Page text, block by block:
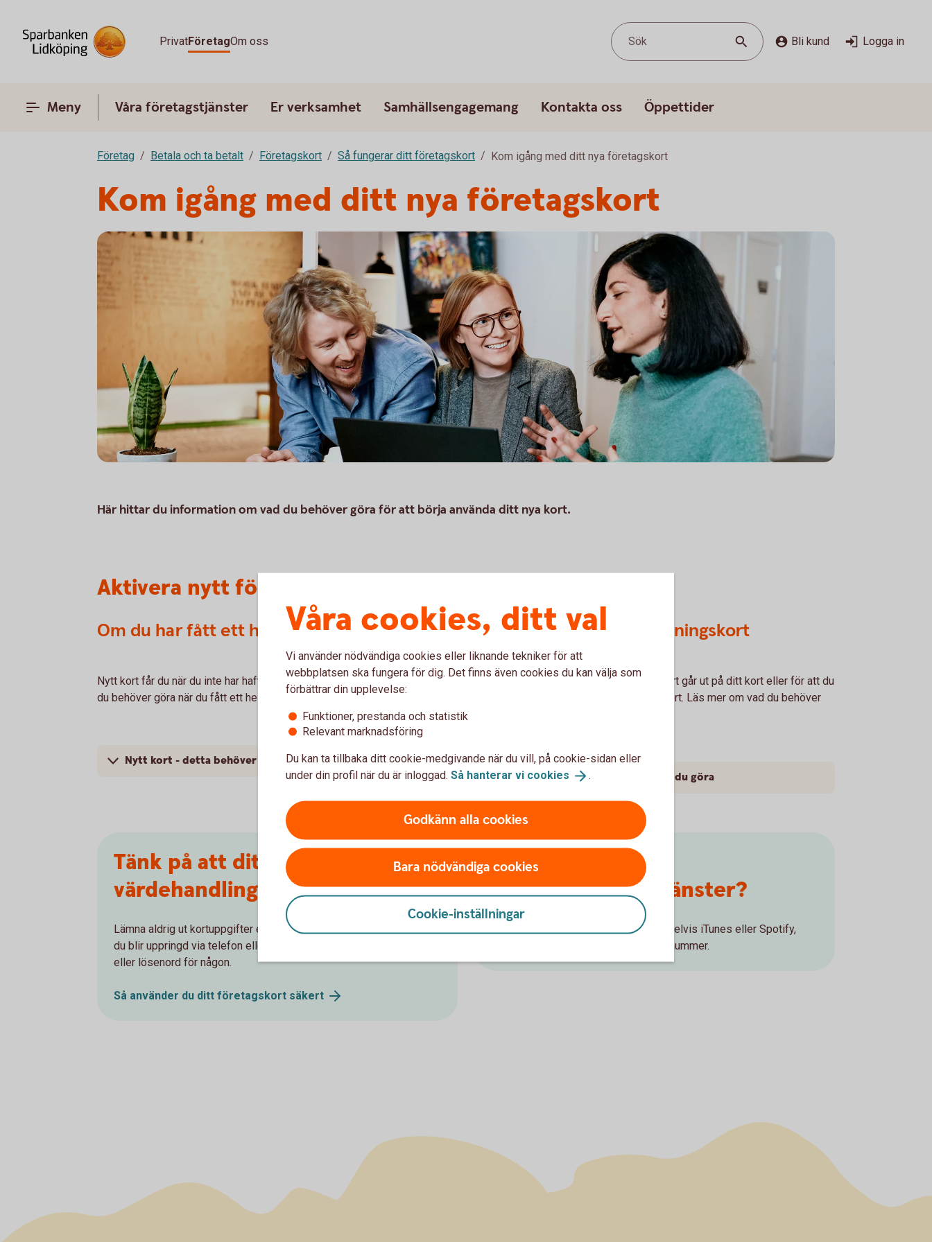
PrivatFöretagOm oss Sök Bli kund Logga in
Meny Våra företagstjänster Er verksamhet Samhällsengagemang Kontakta oss Öppettider
Företag Betala och ta betalt Företagskort Så fungerar ditt företagskort Kom igång med ditt nya företagskort
Kom igång med ditt nya företagskort
Här hittar du information om vad du behöver göra för att börja använda ditt nya kort.
Aktivera nytt företagskort
Om du har fått ett helt nytt kort
Nytt kort får du när du inte har haft företagskort tidigare. Läs mer om vad
du behöver göra när du fått ett helt nytt kort.
Nytt kort - detta behöver du göra
Om du har fått ett ersättningskort
Utbyteskort får du när giltighetstiden snart går ut på ditt kort eller för att du
av någon anledning har beställt ett nytt kort. Läs mer om vad du behöver
Fått utbyteskort - detta behöver du göra
Tänk på att ditt kort är en
värdehandling
Lämna aldrig ut kortuppgifter eller koder via e-post, Facebook, om
du blir uppringd via telefon eller liknande. Du får aldrig avslöja kod
eller lösenord för någon.
Så använder du ditt företagskort säkert
Har du
prenumerationstjänster?
Har du prenumerationstjänster, exempelvis iTunes eller Spotify,
kom då ihåg att meddela ditt nya kortnummer.
Våra cookies, ditt val
Vi använder nödvändiga cookies eller liknande tekniker för att
webbplatsen ska fungera för dig. Det finns även cookies du kan välja som
förbättrar din upplevelse:
Funktioner, prestanda och statistik
Relevant marknadsföring
Du kan ta tillbaka ditt cookie-medgivande när du vill, på cookie-sidan eller
under din profil när du är inloggad. Så hanterar vi cookies .
Godkänn alla cookies
Bara nödvändiga cookies
Cookie-inställningar